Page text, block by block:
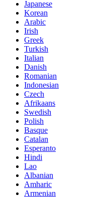
Japanese
Korean
Arabic
Irish
Greek
Turkish
Italian
Danish
Romanian
Indonesian
Czech
Afrikaans
Swedish
Polish
Basque
Catalan
Esperanto
Hindi
Lao
Albanian
Amharic
Armenian